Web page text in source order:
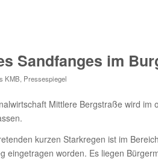
Sandfanges im
KMB, Pressespiegel
Mittlere Bergstraße wird
kurzen Starkregen ist im
eingetragen worden. Es liegen